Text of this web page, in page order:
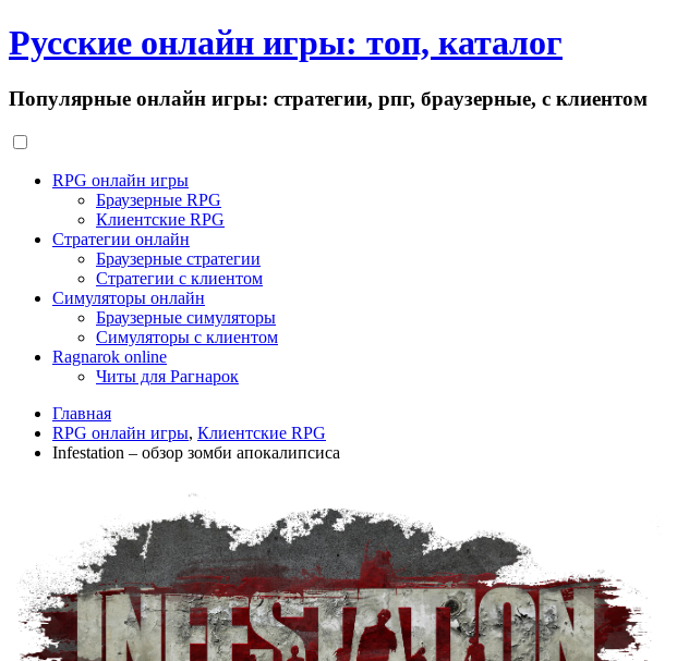
Русские онлайн игры: топ, каталог
Популярные онлайн игры: стратегии, рпг, браузерные, с клиентом
RPG онлайн игры
Браузерные RPG
Клиентские RPG
Стратегии онлайн
Браузерные стратегии
Стратегии с клиентом
Симуляторы онлайн
Браузерные симуляторы
Симуляторы с клиентом
Ragnarok online
Читы для Рагнарок
Главная
RPG онлайн игры, Клиентские RPG
Infestation – обзор зомби апокалипсиса